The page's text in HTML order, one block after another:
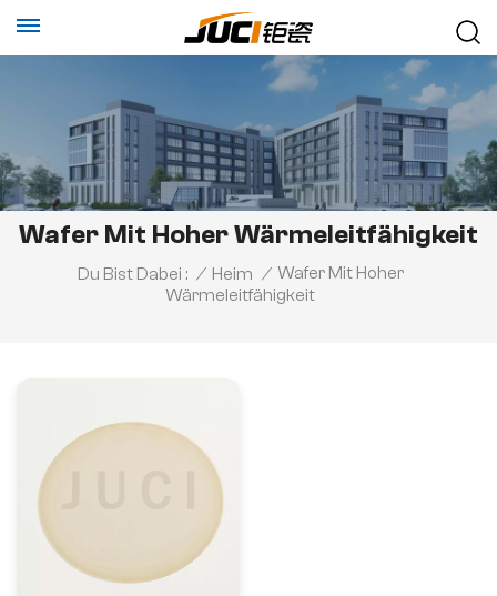
Wafer Mit Hoher Wärmeleitfähigkeit
Du Bist Dabei : / Heim / Wafer Mit Hoher
Wärmeleitfähigkeit